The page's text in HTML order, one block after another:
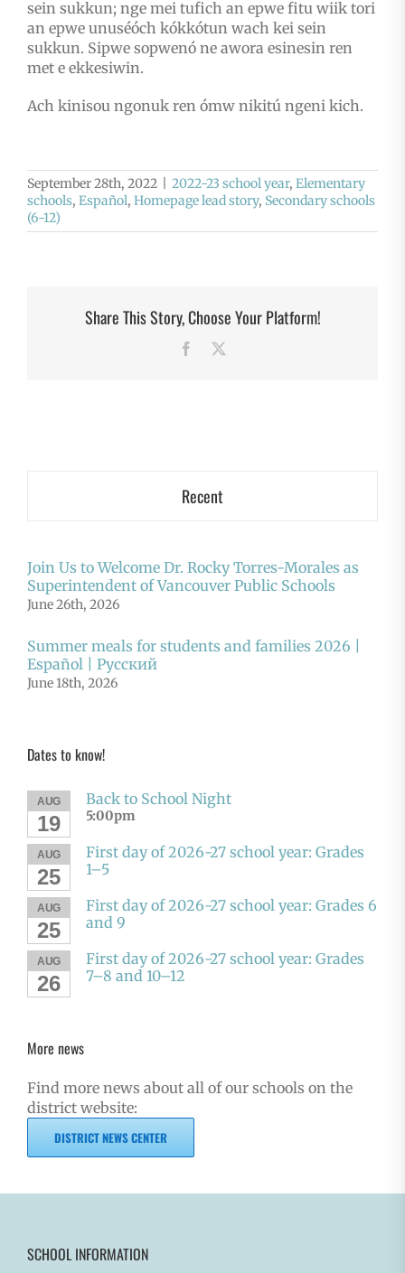
sein sukkun; nge mei tufich an epwe fitu wiik tori
an epwe unuséóch kókkótun wach kei sein
sukkun. Sipwe sopwenó ne awora esinesin ren
met e ekkesiwin.
Ach kinisou ngonuk ren ómw nikitú ngeni kich.
September 28th, 2022 2022-23 school year, Elementary
schools, Español, Homepage lead story, Secondary schools
(6-12)
Share This Story, Choose Your Platform!
Facebook
Recent
Join Us to Welcome Dr. Rocky Torres-Morales as
Superintendent of Vancouver Public Schools
June 26th, 2026
Summer meals for students and families 2026 |
Español | Русский
June 18th, 2026
Dates to know!
AUG
19
Back to School Night
5:00pm
AUG
25
First day of 2026-27 school year: Grades
1–5
AUG
25
First day of 2026-27 school year: Grades 6
and 9
AUG
26
First day of 2026-27 school year: Grades
7–8 and 10–12
More news
Find more news about all of our schools on the
district website:
DISTRICT NEWS CENTER
SCHOOL INFORMATION